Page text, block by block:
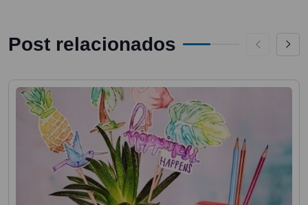
Post relacionados